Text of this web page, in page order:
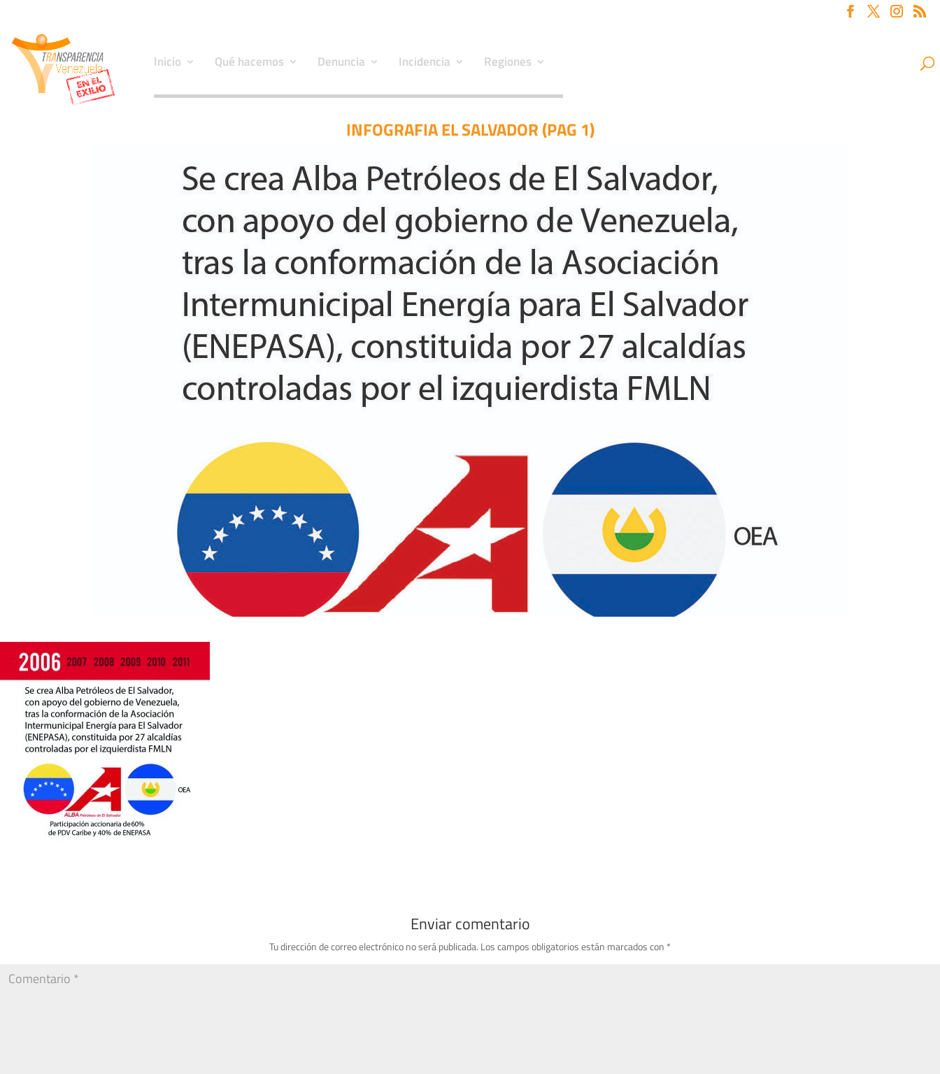
Inicio Qué hacemos Denuncia Incidencia Regiones
INFOGRAFIA EL SALVADOR (PAG 1)
Enviar comentario
Tu dirección de correo electrónico no será publicada. Los campos obligatorios están marcados con *